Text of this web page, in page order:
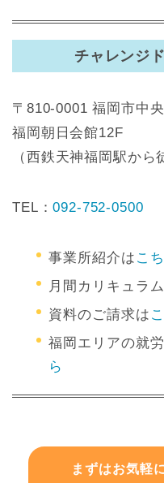
チャレンジ
〒810-0001 福岡市中
福岡朝日会館12F
（西鉄天神福岡駅から
TEL：092-752-0500
事業所紹介は こ
月間カリキュラ
資料のご請求は
福岡エリアの就
ら
まずはお気軽